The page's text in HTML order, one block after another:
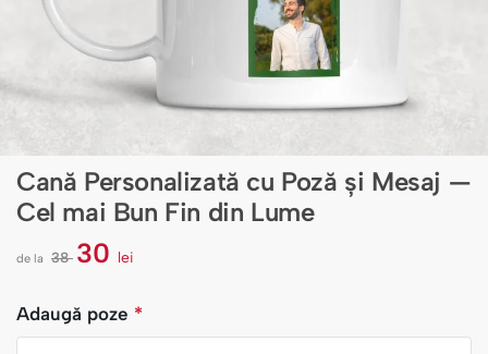
Cană Personalizată cu Poză și Mesaj —
Cel mai Bun Fin din Lume
de la 38 30 lei
Adaugă poze *